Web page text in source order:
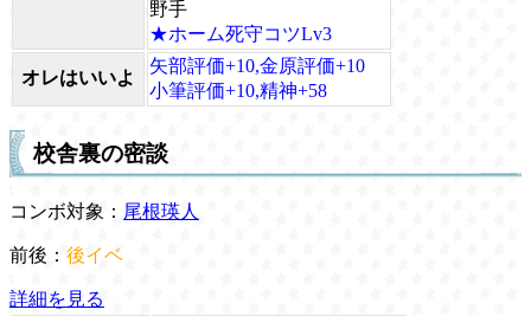
野手
★ホーム死守コツLv3
オレはいいよ
矢部評価+10,金原評価+10
小筆評価+10,精神+58
校舎裏の密談
コンボ対象： 尾根瑛人
前後： 後イベ
詳細を見る